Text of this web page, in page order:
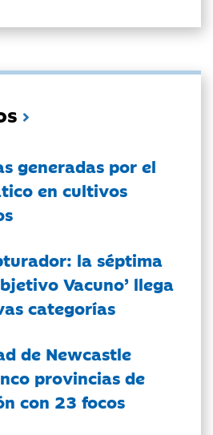
generadas por el
en cultivos
la séptima
Vacuno’ llega
categorías
de Newcastle
provincias de
con 23 focos